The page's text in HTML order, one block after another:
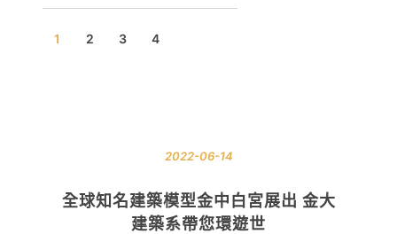
1 2 3 4
2022-06-14
全球知名建築模型金中白宮展出 金大
建築系帶您環遊世